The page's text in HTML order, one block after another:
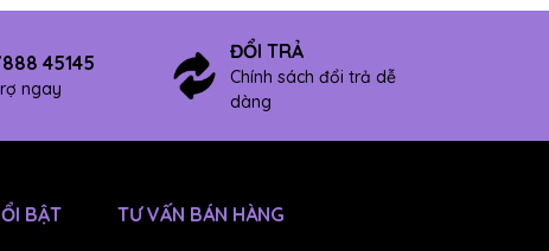
45145
ngay
ĐỔI TRẢ
Chính sách đổi trả dễ
dàng
BẬT TƯ VẤN BÁN HÀNG